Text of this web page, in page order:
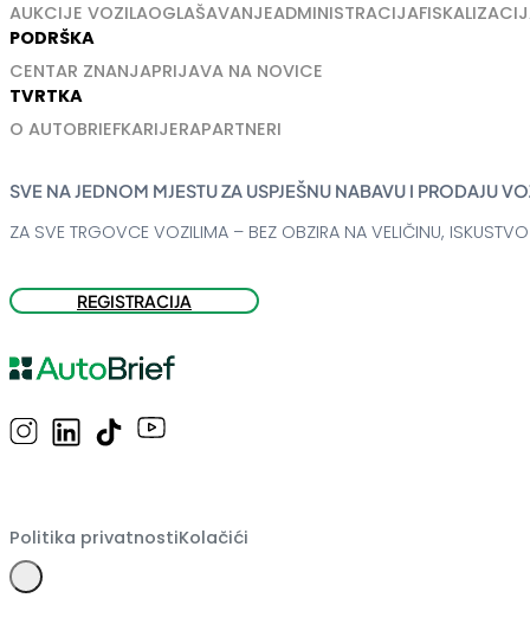
AUKCIJE VOZILAOGLAŠAVANJEADMINISTRACIJA
PODRŠKA
CENTAR ZNANJAPRIJAVA NA NOVICE
TVRTKA
O AUTOBRIEFKARIJERAPARTNERI
SVE NA JEDNOM MJESTU ZA USPJEŠNU NABAVU I PRODAJU
ZA SVE TRGOVCE VOZILIMA – BEZ OBZIRA NA VELIČINU,
REGISTRACIJA
Politika privatnostiKolačići